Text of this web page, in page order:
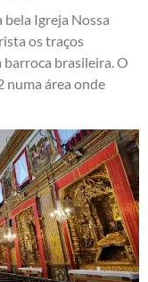
bela Igreja Nossa
os traços
brasileira. O
área onde